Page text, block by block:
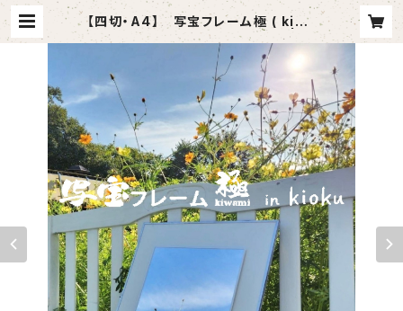
【四切・A4】 写宝フレーム極 ( kiwa
mi) in kioku-（ 小/ シルバー ） | 写
宝凾オンラインショップ